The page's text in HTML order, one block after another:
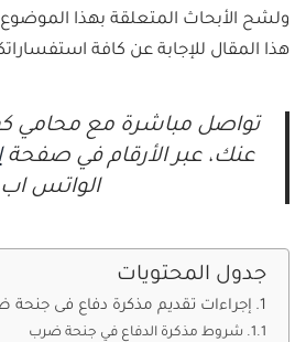
ولشح الأبحاث المتعلقة بهذا
هذا المقال للإجابة عن كافة
تواصل مباشرة مع محامي
عنك، عبر الأرقام في صفحة
الواتس
جدول المحتويات
إجراءات تقديم مذكرة دفاع فى جنحة
شروط مذكرة الدفاع في جنحة ضرب